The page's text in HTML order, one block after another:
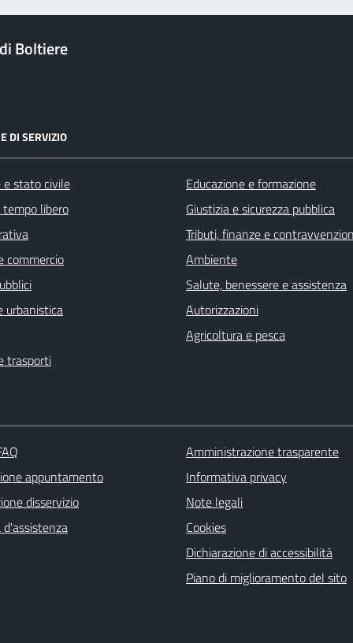
Boltiere
DI SERVIZIO
e stato civile
libero
commercio
urbanistica
trasporti
Educazione e formazione
Giustizia e sicurezza pubblica
Tributi, finanze e
Ambiente
Salute, benessere e assistenza
Autorizzazioni
Agricoltura e pesca
appuntamento
disservizio
d'assistenza
Amministrazione trasparente
Informativa privacy
Note legali
Cookies
Dichiarazione di accessibilità
Piano di miglioramento del sito